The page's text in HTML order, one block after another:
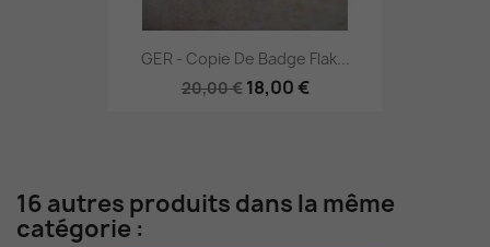
GER - Copie De Badge Flak...
20,00 € 18,00 €
16 autres produits dans la même
catégorie :